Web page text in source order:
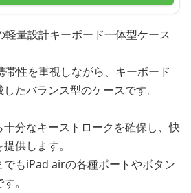
量設計キーボード一体型ケース
性を重視しながら、キーボード
たバランス型のケースです。
分なキーストロークを確保し、快
供します。
もiPad airの各種ポートやボタン
。